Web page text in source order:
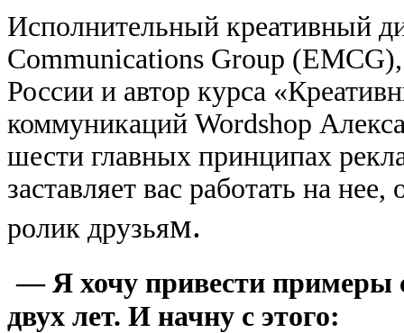
Исполнительный креативный
Communications Group
России и автор курса
коммуникаций Wordshop
шести главных принципах
заставляет вас работать на
ролик друзьям.
— Я хочу привести примеры
двух лет. И начну с этого: